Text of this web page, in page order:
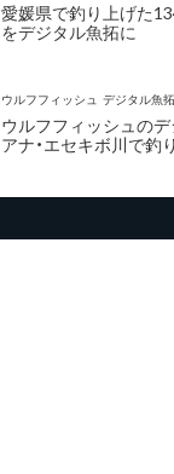
愛媛県で釣り上げた
をデジタル魚拓に
ウルフフィッシュ デジタル魚拓
ウルフフィッシュの
アナ・エセキボ川で釣